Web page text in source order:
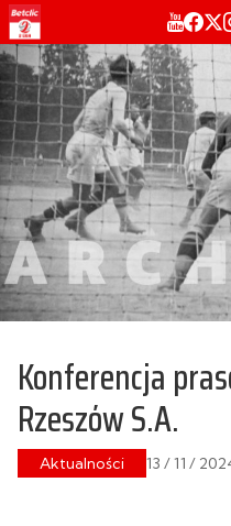
Konferencja
Rzeszów S.A.
Aktualności 13 / 11 /